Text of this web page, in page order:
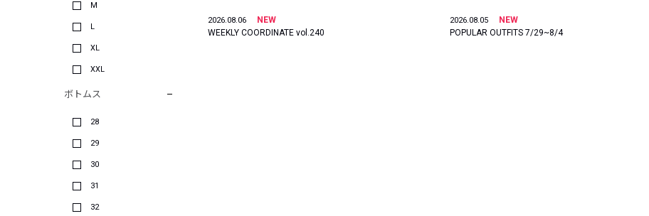
M
L
XL
XXL
ボトムス
28
29
30
31
32
2026.08.06
NEW
WEEKLY COORDINATE vol.240
2026.08.05
NEW
POPULAR OUTFITS 7/29~8/4